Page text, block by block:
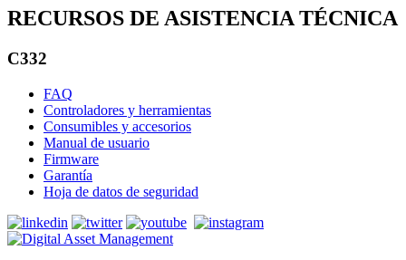
RECURSOS DE ASISTENCIA TÉCNICA
C332
FAQ
Controladores y herramientas
Consumibles y accesorios
Manual de usuario
Firmware
Garantía
Hoja de datos de seguridad